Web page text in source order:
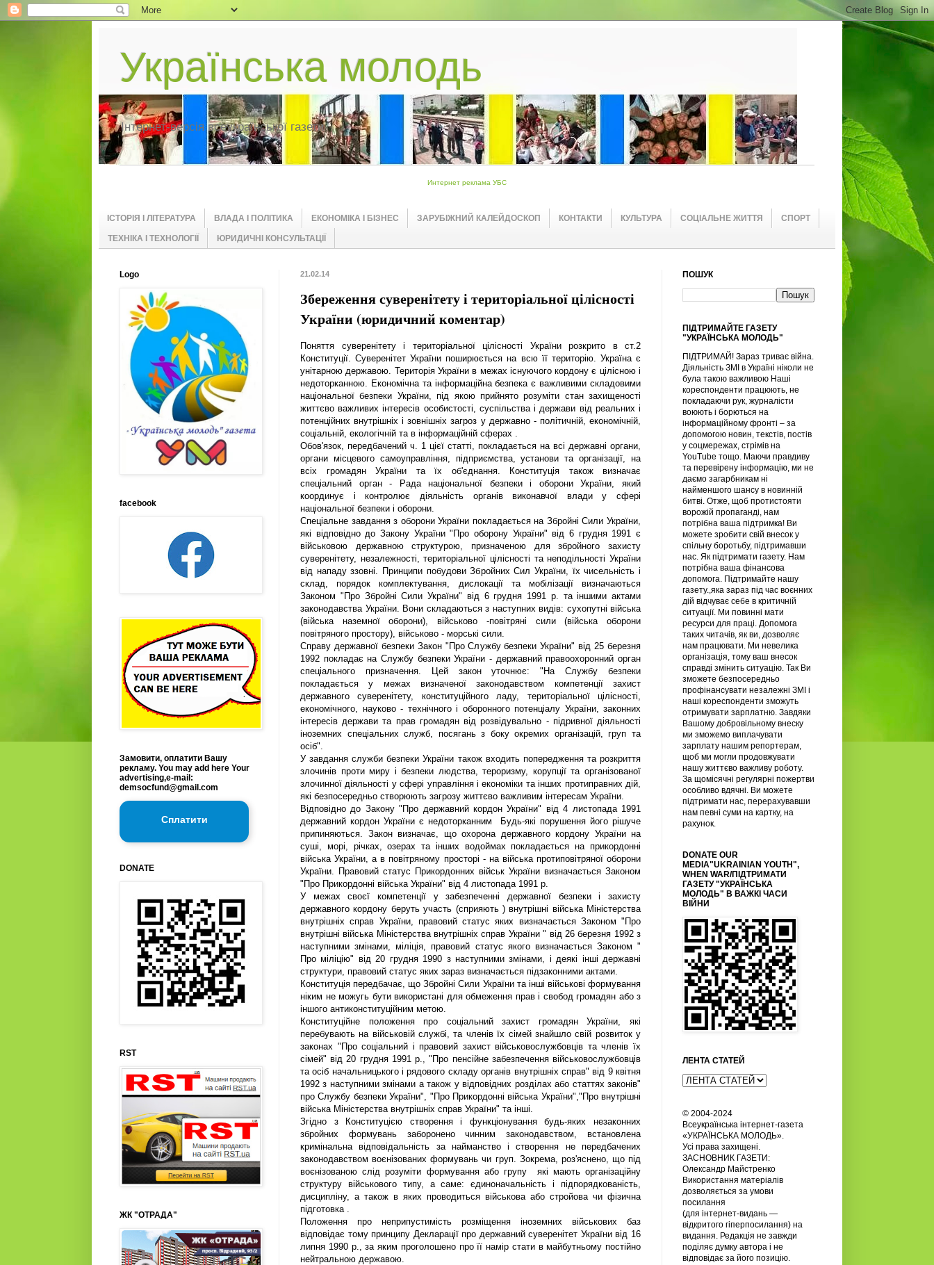
Українська молодь
Інтернет-версія всеукраїнської газети
Интернет реклама УБС
ІСТОРІЯ І ЛІТЕРАТУРА ВЛАДА І ПОЛІТИКА ЕКОНОМІКА І БІЗНЕС ЗАРУБІЖНИЙ КАЛЕЙДОСКОП КОНТАКТИ КУЛЬТУРА СОЦІАЛЬНЕ ЖИТТЯ СПОРТ
ТЕХНІКА І ТЕХНОЛОГІЇ ЮРИДИЧНІ КОНСУЛЬТАЦІЇ
21.02.14
Збереження суверенітету і територіальної цілісності
України (юридичний коментар)
Поняття суверенітету і територіальної цілісності України розкрито в ст.2
Конституції. Суверенітет України поширюється на всю її територію. Україна є
унітарною державою. Територія України в межах існуючого кордону є цілісною і
недоторканною. Економічна та інформаційна безпека є важливими складовими
національної безпеки України, під якою прийнято розуміти стан захищеності
життєво важливих інтересів особистості, суспільства і держави від реальних і
потенційних внутрішніх і зовнішніх загроз у державно - політичній, економічній,
соціальній, екологічній та в інформаційній сферах .
Обов'язок, передбачений ч. 1 цієї статті, покладається на всі державні органи,
органи місцевого самоуправління, підприємства, установи та організації, на
всіх громадян України та їх об'єднання. Конституція також визначає
спеціальний орган - Рада національної безпеки і оборони України, який
координує і контролює діяльність органів виконавчої влади у сфері
національної безпеки і оборони.
Спеціальне завдання з оборони України покладається на Збройні Сили України,
які відповідно до Закону України "Про оборону України" від 6 грудня 1991 є
військовою державною структурою, призначеною для збройного захисту
суверенітету, незалежності, територіальної цілісності та неподільності України
від нападу ззовні. Принципи побудови Збройних Сил України, їх чисельність і
склад, порядок комплектування, дислокації та мобілізації визначаються
Законом "Про Збройні Сили України" від 6 грудня 1991 р. та іншими актами
законодавства України. Вони складаються з наступних видів: сухопутні війська
(війська наземної оборони), військово -повітряні сили (війська оборони
повітряного простору), військово - морські сили.
Справу державної безпеки Закон "Про Службу безпеки України" від 25 березня
1992 покладає на Службу безпеки України - державний правоохоронний орган
спеціального призначення. Цей закон уточнює: "На Службу безпеки
покладається у межах визначеної законодавством компетенції захист
державного суверенітету, конституційного ладу, територіальної цілісності,
економічного, науково - технічного і оборонного потенціалу України, законних
інтересів держави та прав громадян від розвідувально - підривної діяльності
іноземних спеціальних служб, посягань з боку окремих організацій, груп та
осіб".
У завдання служби безпеки України також входить попередження та розкриття
злочинів проти миру і безпеки людства, тероризму, корупції та організованої
злочинної діяльності у сфері управління і економіки та інших протиправних дій,
які безпосередньо створюють загрозу життєво важливим інтересам України.
Відповідно до Закону "Про державний кордон України" від 4 листопада 1991
державний кордон України є недоторканним Будь-які порушення його рішуче
припиняються. Закон визначає, що охорона державного кордону України на
суші, морі, річках, озерах та інших водоймах покладається на прикордонні
війська України, а в повітряному просторі - на війська протиповітряної оборони
України. Правовий статус Прикордонних військ України визначається Законом
"Про Прикордонні війська України" від 4 листопада 1991 р.
У межах своєї компетенції у забезпеченні державної безпеки і захисту
державного кордону беруть участь (сприяють ) внутрішні війська Міністерства
внутрішніх справ України, правовий статус яких визначається Законом "Про
внутрішні війська Міністерства внутрішніх справ України " від 26 березня 1992 з
наступними змінами, міліція, правовий статус якого визначається Законом "
Про міліцію" від 20 грудня 1990 з наступними змінами, і деякі інші державні
структури, правовий статус яких зараз визначається підзаконними актами.
Конституція передбачає, що Збройні Сили України та інші військові формування
ніким не можугь бути використані для обмеження прав і свобод громадян або з
іншого антиконституційним метою.
Конституційне положення про соціальний захист громадян України, які
перебувають на військовій службі, та членів їх сімей знайшло свій розвиток у
законах "Про соціальний і правовий захист військовослужбовців та членів їх
сімей" від 20 грудня 1991 р., "Про пенсійне забезпечення військовослужбовців
та осіб начальницького і рядового складу органів внутрішніх справ" від 9 квітня
1992 з наступними змінами а також у відповідних розділах або статтях законів"
про Службу безпеки України", "Про Прикордонні війська України","Про внутрішні
війська Міністерства внутрішніх справ України" та інші.
Згідно з Конституцією створення і функціонування будь-яких незаконних
збройних формувань заборонено чинним законодавством, встановлена
кримінальна відповідальність за найманство і створення не передбачених
законодавством воєнізованих формувань чи груп. Зокрема, роз'яснено, що під
воєнізованою слід розуміти формування або групу які мають організаційну
структуру військового типу, а саме: єдиноначальність і підпорядкованість,
дисципліну, а також в яких проводиться військова або стройова чи фізична
підготовка .
Положення про неприпустимість розміщення іноземних військових баз
відповідає тому принципу Декларації про державний суверенітет України від 16
липня 1990 р., за яким проголошено про її намір стати в майбутньому постійно
нейтральною державою.
Logo
facebook
Замовити, оплатити Вашу
рекламу. You may add here Your
advertising,e-mail:
demsocfund@gmail.com
Сплатити
DONATE
RST
ЖК "ОТРАДА"
ПОШУК
ПІДТРИМАЙТЕ ГАЗЕТУ
"УКРАЇНСЬКА МОЛОДЬ"
ПІДТРИМАЙ! Зараз триває війна.
Діяльність ЗМІ в Україні ніколи не
була такою важливою Наші
кореспонденти працюють, не
покладаючи рук, журналісти
воюють і борються на
інформаційному фронті – за
допомогою новин, текстів, постів
у соцмережах, стрімів на
YouTube тощо. Маючи правдиву
та перевірену інформацію, ми не
даємо загарбникам ні
найменшого шансу в новинній
битві. Отже, щоб протистояти
ворожій пропаганді, нам
потрібна ваша підтримка! Ви
можете зробити свій внесок у
спільну боротьбу, підтримавши
нас. Як підтримати газету. Нам
потрібна ваша фінансова
допомога. Підтримайте нашу
газету.,яка зараз під час воєнних
дій відчуває себе в критичній
ситуації. Ми повинні мати
ресурси для праці. Допомога
таких читачів, як ви, дозволяє
нам працювати. Ми невелика
організація, тому ваш внесок
справді змінить ситуацію. Так Ви
зможете безпосередньо
профінансувати незалежні ЗМІ і
наші кореспонденти зможуть
отримувати зарплатню. Завдяки
Вашому добровільному внеску
ми зможемо виплачувати
зарплату нашим репортерам,
щоб ми могли продовжувати
нашу життєво важливу роботу.
За щомісячні регулярні пожертви
особливо вдячні. Ви можете
підтримати нас, перерахувавши
нам певні суми на картку, на
рахунок.
DONATE OUR
MEDIA"UKRAINIAN YOUTH",
WHEN WAR/ПІДТРИМАТИ
ГАЗЕТУ "УКРАЇНСЬКА
МОЛОДЬ" В ВАЖКІ ЧАСИ
ВІЙНИ
ЛЕНТА СТАТЕЙ
© 2004-2024
Всеукраїнська інтернет-газета
«УКРАЇНСЬКА МОЛОДЬ».
Усi права захищенi.
ЗАСНОВНИК ГАЗЕТИ:
Олександр Майстренко
Використання матеріалів
дозволяється за умови
посилання
(для інтернет-видань —
відкритого гіперпосилання) на
видання. Редакція не завжди
поділяє думку автора і не
відповідає за його позицію.